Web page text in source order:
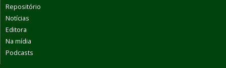
Repositório
Notícias
Editora
Na mídia
Podcasts